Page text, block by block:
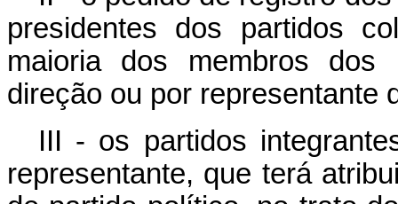
presidentes dos partidos
maioria dos membros dos
direção ou por representante
III - os partidos
representante, que terá